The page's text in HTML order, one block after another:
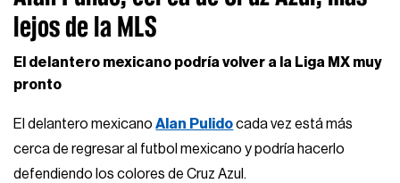
lejos de la MLS
El delantero mexicano podría volver a la Liga MX muy
pronto
El delantero mexicanoAlan Pulidocada vez está más
cerca de regresar al futbol mexicano y podría hacerlo
defendiendo los colores de Cruz Azul.